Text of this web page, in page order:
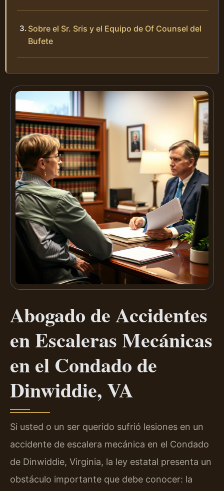
Sobre el Sr. Sris y el Equipo de Of Counsel del
Bufete
Abogado de Accidentes
en Escaleras Mecánicas
en el Condado de
Dinwiddie, VA
Si usted o un ser querido sufrió lesiones en un
accidente de escalera mecánica en el Condado
de Dinwiddie, Virginia, la ley estatal presenta un
obstáculo importante que debe conocer: la